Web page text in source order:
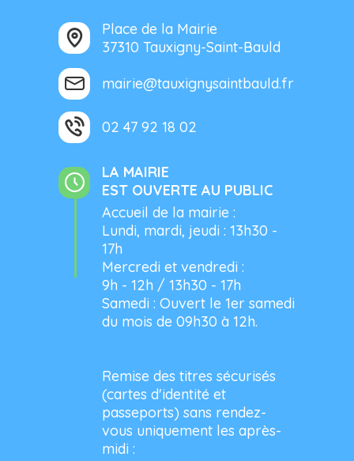
Place de la Mairie
37310 Tauxigny-Saint-Bauld
mairie@tauxignysaintbauld.fr
02 47 92 18 02
LA MAIRIE
EST OUVERTE AU PUBLIC
Accueil de la mairie :
Lundi, mardi, jeudi : 13h30 -
17h
Mercredi et vendredi :
9h - 12h / 13h30 - 17h
Samedi : Ouvert le 1er samedi
du mois de 09h30 à 12h.
Remise des titres sécurisés
(cartes d'identité et
passeports) sans rendez-
vous uniquement les après-
midi :